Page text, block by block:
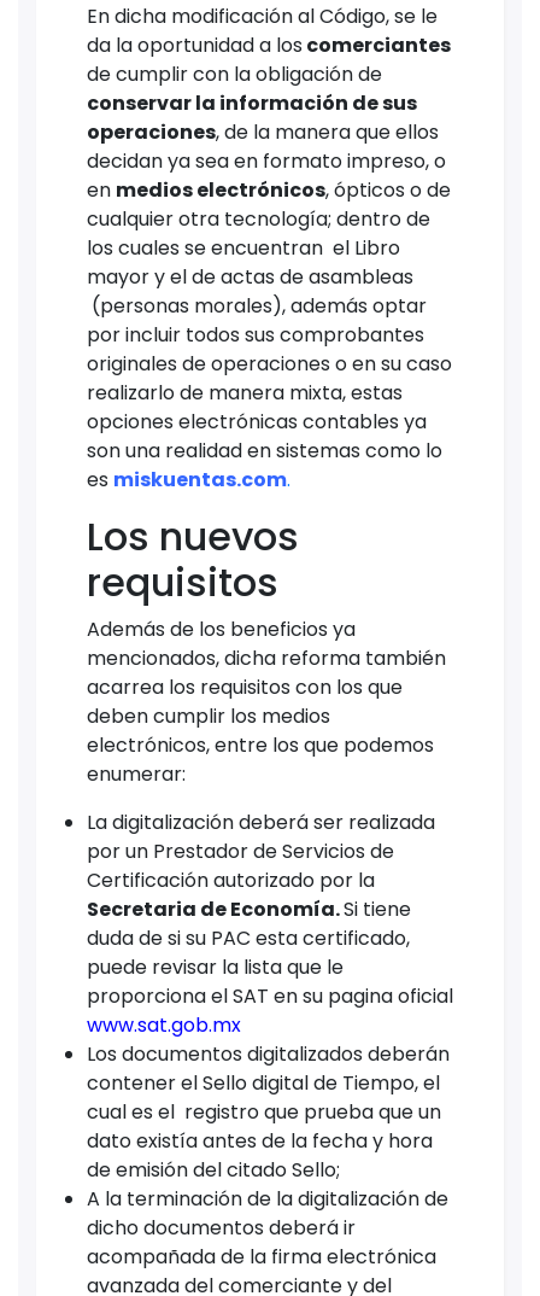
En dicha modificación al Código, se le
da la oportunidad a los comerciantes
de cumplir con la obligación de
conservar la información de sus
operaciones, de la manera que ellos
decidan ya sea en formato impreso, o
en medios electrónicos, ópticos o de
cualquier otra tecnología; dentro de
los cuales se encuentran el Libro
mayor y el de actas de asambleas
(personas morales), además optar
por incluir todos sus comprobantes
originales de operaciones o en su caso
realizarlo de manera mixta, estas
opciones electrónicas contables ya
son una realidad en sistemas como lo
es miskuentas.com.
Los nuevos
requisitos
Además de los beneficios ya
mencionados, dicha reforma también
acarrea los requisitos con los que
deben cumplir los medios
electrónicos, entre los que podemos
enumerar:
La digitalización deberá ser realizada
por un Prestador de Servicios de
Certificación autorizado por la
Secretaria de Economía.Si tiene
duda de si su PAC esta certificado,
puede revisar la lista que le
proporciona el SAT en su pagina oficial
www.sat.gob.mx
Los documentos digitalizados deberán
contener el Sello digital de Tiempo, el
cual es el registro que prueba que un
dato existía antes de la fecha y hora
de emisión del citado Sello;
A la terminación de la digitalización de
dicho documentos deberá ir
acompañada de la firma electrónica
avanzada del comerciante y del